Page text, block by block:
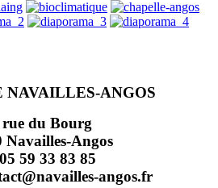
ANGOS
rue du Bourg
Navailles-Angos
59 33 83 85
angos.fr